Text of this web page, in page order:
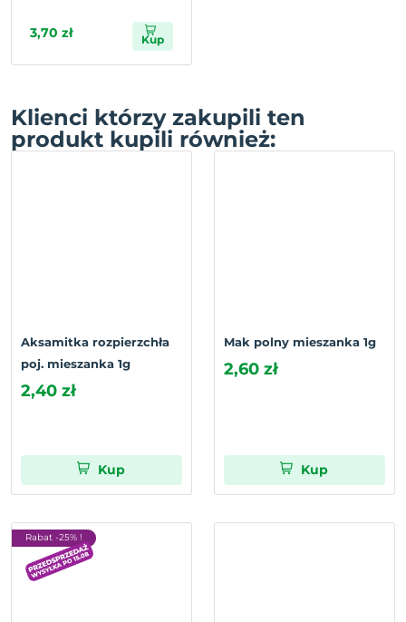
3,70 zł Kup
Klienci którzy zakupili ten
produkt kupili również:
Aksamitka rozpierzchła
poj. mieszanka 1g
2,40 zł
Kup
Mak polny mieszanka 1g
2,60 zł
Kup
Rabat -25% !